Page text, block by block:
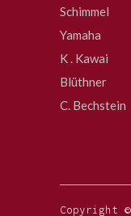
Schimmel
Yamaha
K . Kawai
Blüthner
C. Bechstein
Copyright